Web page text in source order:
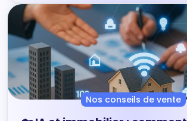
Nos conseils de vente